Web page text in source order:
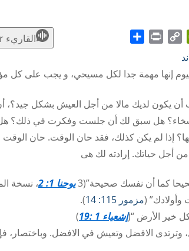
القاريء Reader
إنها مهمة جدا لكل مسيحي، و يجب على كل
أن يكون لديك مالا من أجل العيش بشكل
هل سبق لك أن جلست وفكرت في ذلك؟
إذا لم يكن كذلك، فقد حان الوقت. حان
من أجل حياتك. إرادته لك هى
كما أن نفسك صحيحة”(3 يوحنا 1: 2
، نسخة
وأولادك” (مزمور 115: 14
).
خير الأرض “(إشعياء 1 :19
)
وترتدى الافضل وتعيش في الافضل. وباختصار،